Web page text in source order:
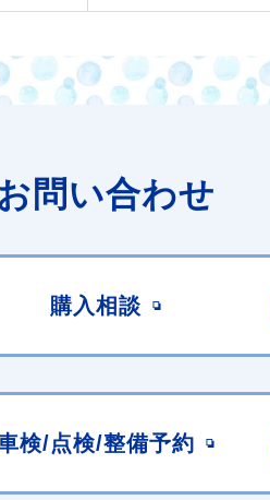
問い合わせ
購入相談
検/点検/整備予約